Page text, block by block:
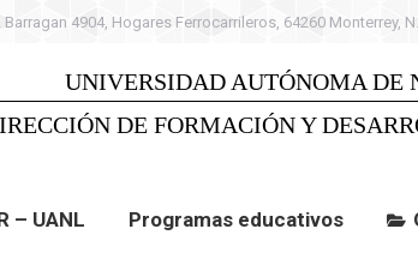
Barragan 4904, Hogares Ferrocarrileros, 64260 Monterrey,
UNIVERSIDAD AUTÓNOMA DE
DE FORMACIÓN Y
– UANL Programas educativos
Programas educativos